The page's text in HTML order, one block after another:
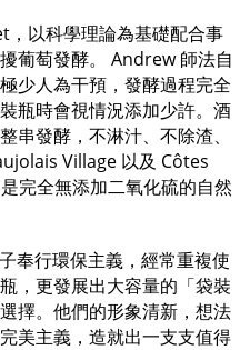
，以科學理論為基礎配合事
葡萄發酵。 Andrew 師法自
少人為干預，發酵過程完全
瓶時會視情況添加少許。酒
串發酵，不淋汁、不除渣、
Village 以及 Côtes
完全無添加二氧化硫的自然
奉行環保主義，經常重複使
，更發展出大容量的「袋裝
擇。他們的形象清新，想法
美主義，造就出一支支值得